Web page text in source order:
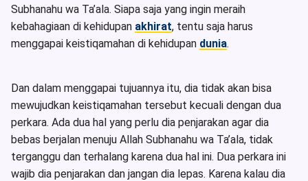
Subhanahu wa Ta’ala. Siapa saja yang ingin meraih
kebahagiaan di kehidupan akhirat, tentu saja harus
menggapai keistiqamahan di kehidupan dunia.
Dan dalam menggapai tujuannya itu, dia tidak akan bisa
mewujudkan keistiqamahan tersebut kecuali dengan dua
perkara. Ada dua hal yang perlu dia penjarakan agar dia
bebas berjalan menuju Allah Subhanahu wa Ta’ala, tidak
terganggu dan terhalang karena dua hal ini. Dua perkara ini
wajib dia penjarakan dan jangan dia lepas. Karena kalau dia